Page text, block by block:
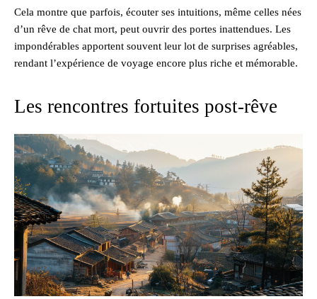
Cela montre que parfois, écouter ses intuitions, même celles nées
d’un rêve de chat mort, peut ouvrir des portes inattendues. Les
impondérables apportent souvent leur lot de surprises agréables,
rendant l’expérience de voyage encore plus riche et mémorable.
Les rencontres fortuites post-rêve